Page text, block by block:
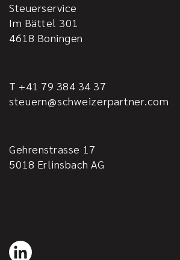
Steuerservice
Im Bättel 301
4618 Boningen
T +41 79 384 34 37
steuern@schweizerpartner.com
Gehrenstrasse 17
5018 Erlinsbach AG